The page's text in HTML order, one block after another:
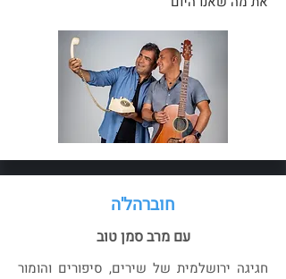
חוברהל'ה
עם מרב סמן טוב
חגיגה ירושלמית של שירים, סיפורים והומור